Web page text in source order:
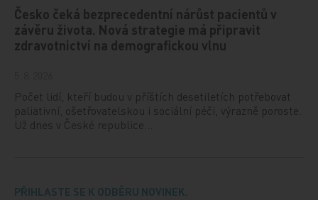
Česko čeká bezprecedentní nárůst pacientů v
závěru života. Nová strategie má připravit
zdravotnictví na demografickou vlnu
Počet lidí, kteří budou v příštích desetiletích potřebovat
paliativní, ošetřovatelskou i sociální péči, výrazně poroste.
Už dnes v České republice…
PŘIHLASTE SE K ODBĚRU NOVINEK.